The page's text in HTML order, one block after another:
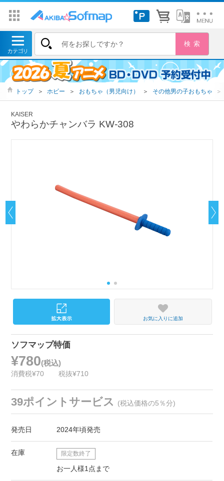
トップ ＞ ホビー ＞ おもちゃ（男児向け） ＞ その他男の子おもちゃ ＞
KAISER
やわらかチャンバラ KW-308
お気に入りに追加
ソフマップ特価
¥780(税込)
消費税¥70 税抜¥710
39ポイントサービス (税込価格の5％分)
発売日 2024年頃発売
在庫 限定数終了
お一人様1点まで